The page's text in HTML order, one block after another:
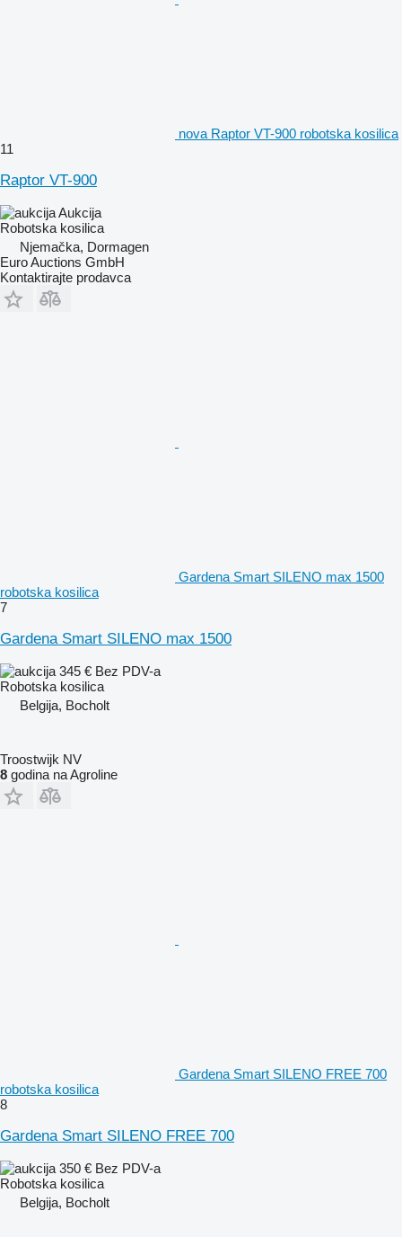
nova Raptor VT-900 robotska kosilica
11
Raptor VT-900
Aukcija
Robotska kosilica
Njemačka, Dormagen
Euro Auctions GmbH
Kontaktirajte prodavca
Gardena Smart SILENO max 1500
robotska kosilica
7
Gardena Smart SILENO max 1500
345 € Bez PDV-a
Robotska kosilica
Belgija, Bocholt
Troostwijk NV
8 godina na Agroline
Gardena Smart SILENO FREE 700
robotska kosilica
8
Gardena Smart SILENO FREE 700
350 € Bez PDV-a
Robotska kosilica
Belgija, Bocholt